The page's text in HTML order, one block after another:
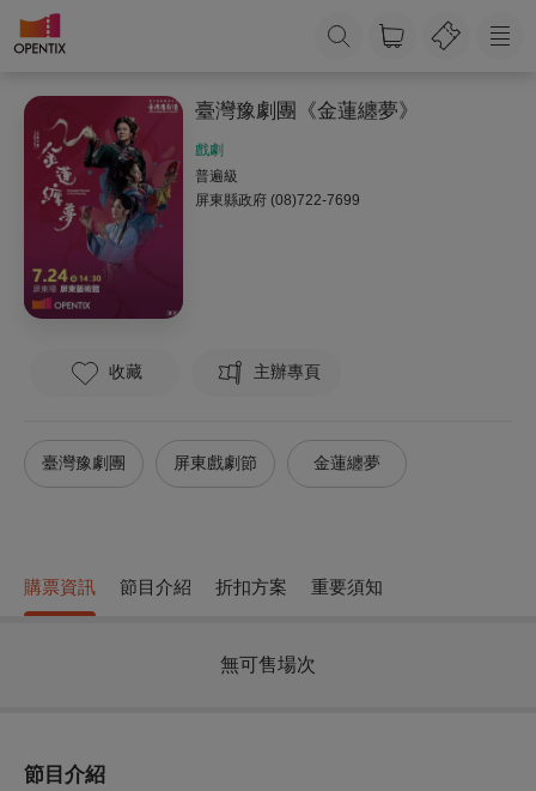
臺灣豫劇團《金蓮纏夢》
戲劇
普遍級
屏東縣政府 (08)722-7699
收藏 主辦專頁
臺灣豫劇團 屏東戲劇節 金蓮纏夢
購票資訊 節目介紹 折扣方案 重要須知
無可售場次
節目介紹